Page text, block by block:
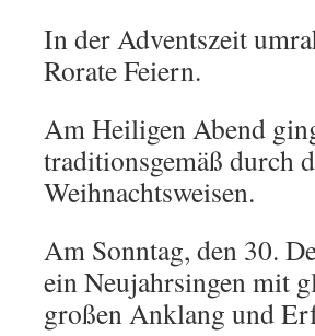
In der Adventszeit
Rorate Feiern.
Am Heiligen Abend
traditionsgemäß durch
Weihnachtsweisen.
Am Sonntag, den 30.
ein Neujahrsingen mit
großen Anklang und